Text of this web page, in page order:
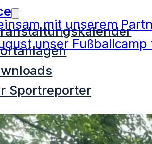
Sportreporter
mit unserem
unser